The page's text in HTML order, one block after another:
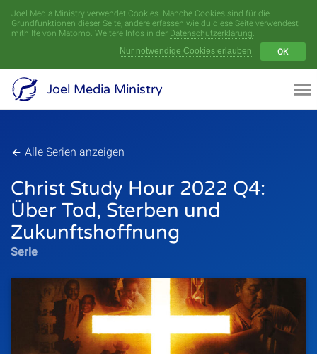
Joel Media Ministry verwendet Cookies. Manche Cookies sind für die
Grundfunktionen dieser Seite, andere erfassen wie du diese Seite verwendest
mithilfe von Matomo. Weitere Infos in der Datenschutzerklärung.
Nur notwendige Cookies erlauben
OK
Joel Media Ministry
Alle Serien anzeigen
Christ Study Hour 2022 Q4:
Über Tod, Sterben und
Zukunftshoffnung
Serie
Menü
Videoarchiv
Sprecher
Themen
Startseite
Artikel